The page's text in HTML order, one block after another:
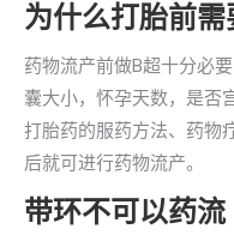
为什么打胎前需
药物流产前做B超十分必
囊大小，怀孕天数，是否
打胎药的服药方法、药物
后就可进行药物流产。
带环不可以药流